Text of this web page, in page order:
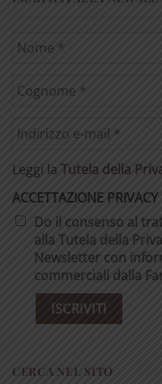
Leggi la Tutela della
ACCETTAZIONE PRIVACY
Do il consenso al
alla Tutela della
Newsletter con
commerciali dalla
CERCA NEL SITO